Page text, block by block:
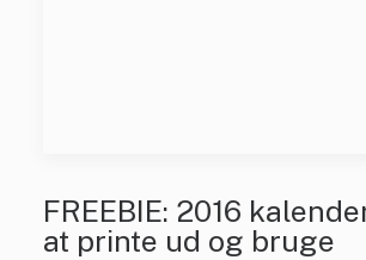
FREEBIE: 2016
at printe ud og bruge